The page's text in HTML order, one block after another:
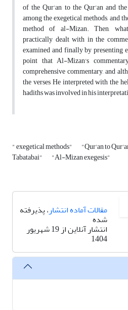
of the Qur'an to the Qur'an and
among the exegetical methods, and
method of al-Mizan. Then,
practically dealt with in the
examined and finally by presenting
point that Al-Mizan's
comprehensive commentary, and
the verses He interpreted with the
hadiths was involved in his
" exegetical methods" "Qur'an to
Tabatabai" "Al-Mizan exegesis"
مقالات آماده انتشار، پذیرفته
شده
انتشار آنلاین از 19 شهریور
1404